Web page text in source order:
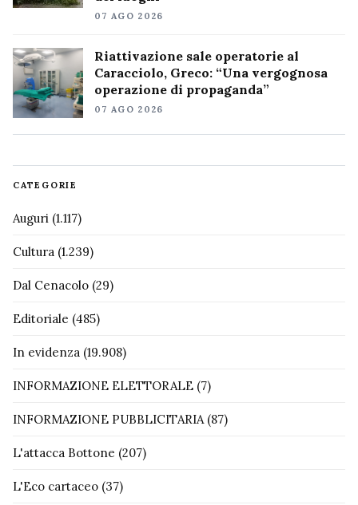
07 AGO 2026
Riattivazione sale operatorie al
Caracciolo, Greco: “Una vergognosa
operazione di propaganda”
07 AGO 2026
CATEGORIE
Auguri (1.117)
Cultura (1.239)
Dal Cenacolo (29)
Editoriale (485)
In evidenza (19.908)
INFORMAZIONE ELETTORALE (7)
INFORMAZIONE PUBBLICITARIA(87)
L'attacca Bottone (207)
L'Eco cartaceo (37)